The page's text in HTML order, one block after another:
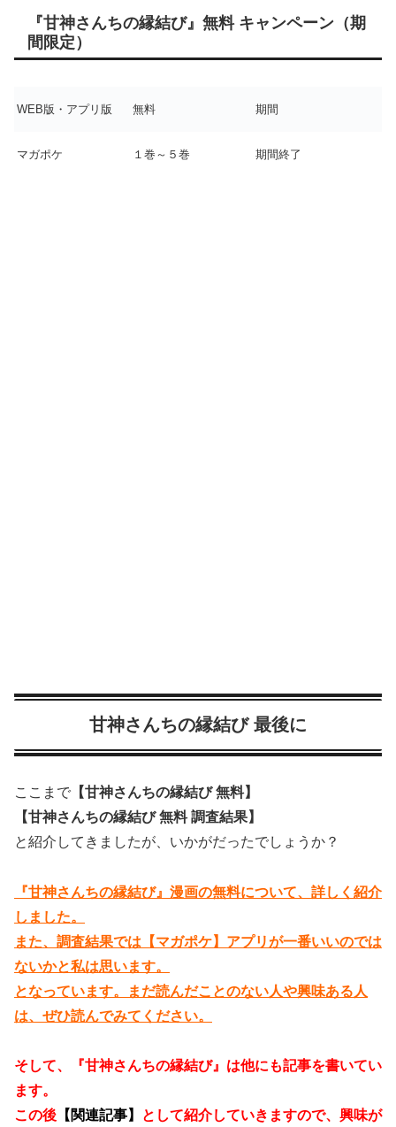
『甘神さんちの縁結び』無料 キャンペーン（期
間限定）
WEB版・アプリ版 無料 期間
マガポケ １巻～５巻 期間終了
甘神さんちの縁結び 最後に
ここまで 【甘神さんちの縁結び 無料】
【甘神さんちの縁結び 無料 調査結果】
と紹介してきましたが、いかがだったでしょうか？
『甘神さんちの縁結び』漫画の無料について、詳しく紹介
しました。
また、調査結果では【マガポケ】アプリが一番いいのでは
ないかと私は思います。
となっています。まだ読んだことのない人や興味ある人
は、ぜひ読んでみてください。
そして、『甘神さんちの縁結び』は他にも記事を書いてい
ます。
この後 【関連記事】 として紹介していきますので、興味が